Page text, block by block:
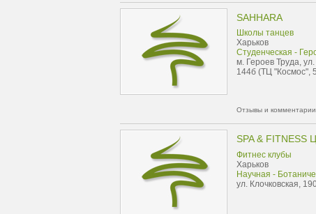
SAHHARA
Школы танцев
Харьков
Студенческая -
м. Героев Труда,
144б (ТЦ "Космос",
Отзывы и
SPA &
Фитнес клубы
Харьков
Научная -
ул. Клочковская,